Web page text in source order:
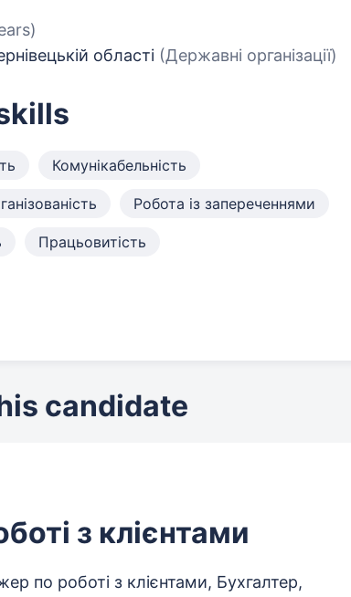
області (Державні організації)
Комунікабельність
Робота із запереченнями
Працьовитість
candidate
з клієнтами
по роботі з клієнтами, Бухгалтер,